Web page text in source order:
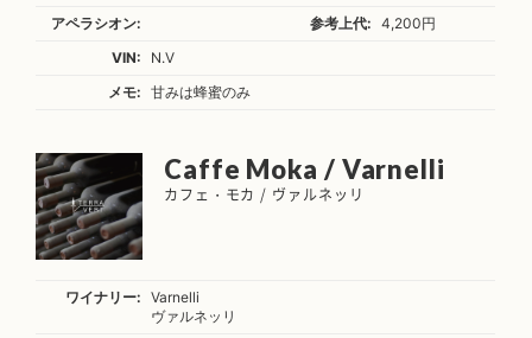
アペラシオン:
参考上代:
4,200円
VIN:
N.V
メモ:
甘みは蜂蜜のみ
Caffe Moka / Varnelli
カフェ・モカ / ヴァルネッリ
ワイナリー:
Varnelli
ヴァルネッリ